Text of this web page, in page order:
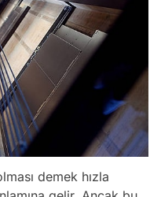
demek hızla